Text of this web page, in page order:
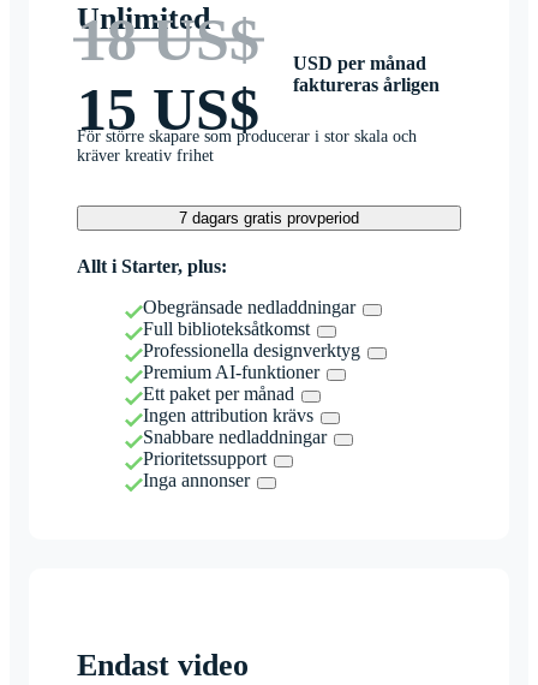
Unlimited
18 US$
15 US$
USD per månad
faktureras årligen
För större skapare som producerar i stor skala och
kräver kreativ frihet
7 dagars gratis provperiod
Allt i Starter, plus:
Obegränsade nedladdningar
Full biblioteksåtkomst
Professionella designverktyg
Premium AI-funktioner
Ett paket per månad
Ingen attribution krävs
Snabbare nedladdningar
Prioritetssupport
Inga annonser
Endast video